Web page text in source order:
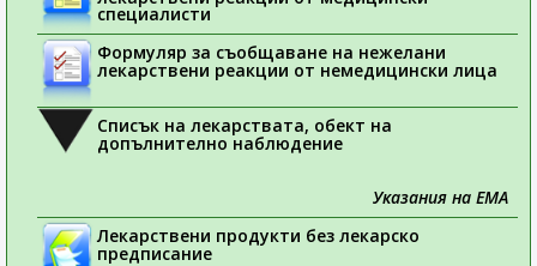
специалисти
Формуляр за съобщаване на нежелани
лекарствени реакции от немедицински лица
Списък на лекарствата, обект на
допълнително наблюдение
Указания на ЕМА
Лекарствени продукти без лекарско
предписание